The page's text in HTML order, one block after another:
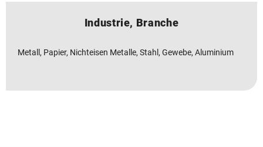
Industrie, Branche
Metall, Papier, Nichteisen Metalle, Stahl, Gewebe, Aluminium